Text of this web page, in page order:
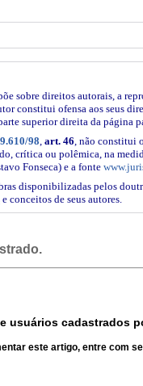
sobre direitos autorais, a
constitui ofensa aos seus
superior direita da página
98 art. 46 , não constitui
crítica ou polêmica, na
Fonseca) e a fonte
disponibilizadas pelos
e conceitos de seus autores.
usuários cadastrados
este artigo, entre com